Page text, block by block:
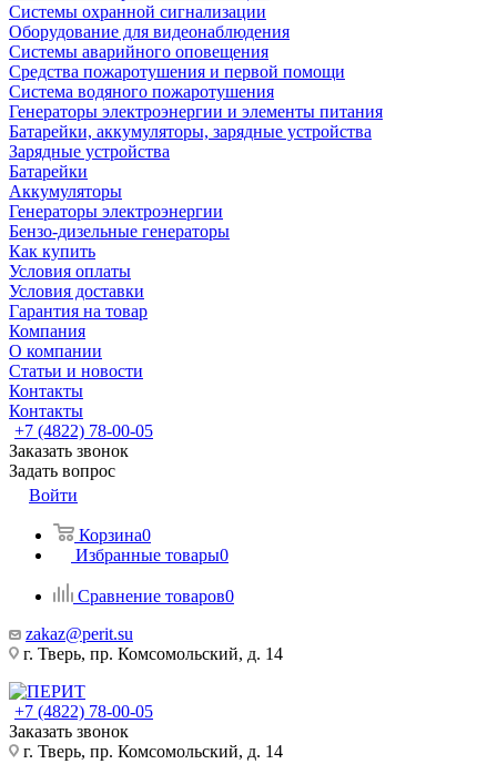
Системы охранной сигнализации
Оборудование для видеонаблюдения
Системы аварийного оповещения
Средства пожаротушения и первой помощи
Система водяного пожаротушения
Генераторы электроэнергии и элементы питания
Батарейки, аккумуляторы, зарядные устройства
Зарядные устройства
Батарейки
Аккумуляторы
Генераторы электроэнергии
Бензо-дизельные генераторы
Как купить
Условия оплаты
Условия доставки
Гарантия на товар
Компания
О компании
Статьи и новости
Контакты
Контакты
+7 (4822) 78-00-05
Заказать звонок
Задать вопрос
Войти
Корзина0
Избранные товары0
Сравнение товаров0
zakaz@perit.su
г. Тверь, пр. Комсомольский, д. 14
+7 (4822) 78-00-05
Заказать звонок
г. Тверь, пр. Комсомольский, д. 14